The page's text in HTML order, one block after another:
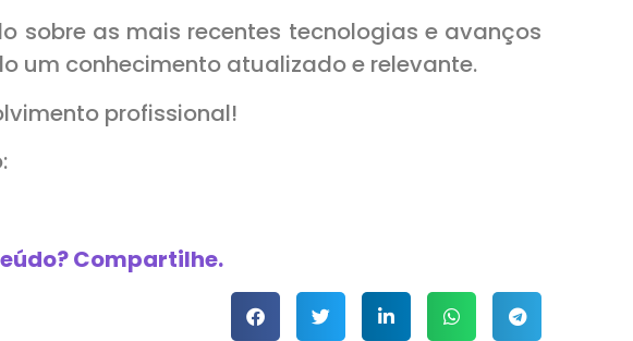
sobre as mais recentes tecnologias e avanços
um conhecimento atualizado e relevante.
profissional!
Compartilhe.